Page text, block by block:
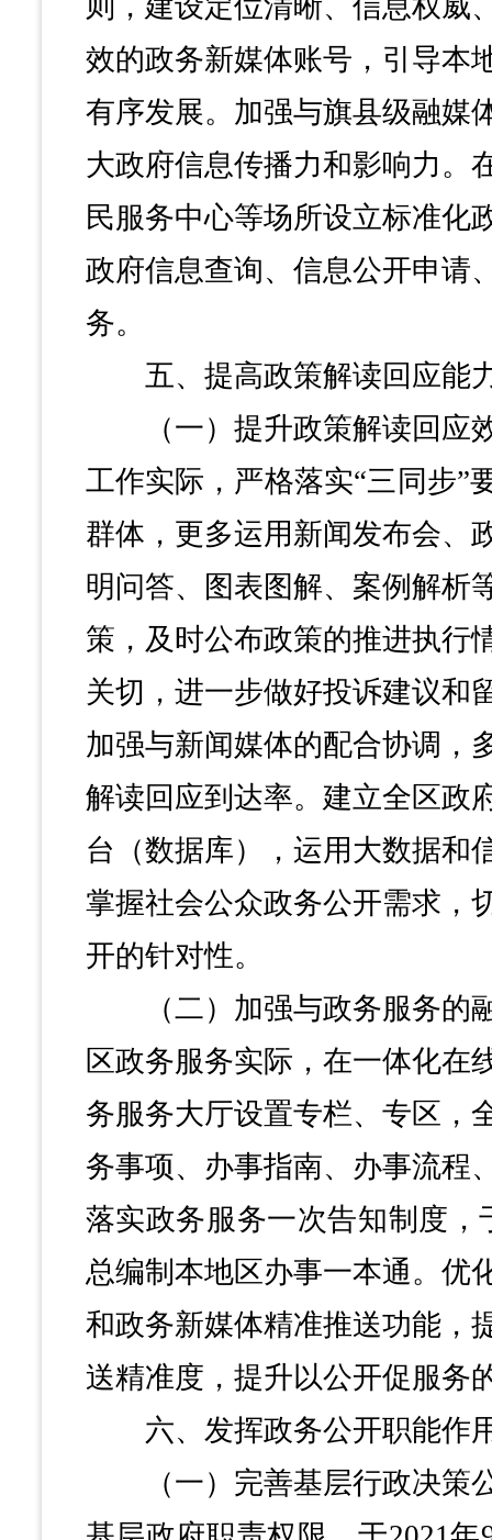
则，建设定位清晰、信息权威
效的政务新媒体账号，引导本
有序发展。加强与旗县级融媒
大政府信息传播力和影响力。
民服务中心等场所设立标准化
政府信息查询、信息公开申请
务。
五、提高政策解读回应能
（一）提升政策解读回应
工作实际，严格落实“三同步”
群体，更多运用新闻发布会、
明问答、图表图解、案例解析
策，及时公布政策的推进执行
关切，进一步做好投诉建议和
加强与新闻媒体的配合协调，
解读回应到达率。建立全区政
台（数据库），运用大数据和
掌握社会公众政务公开需求，
开的针对性。
（二）加强与政务服务的
区政务服务实际，在一体化在
务服务大厅设置专栏、专区，
务事项、办事指南、办事流程
落实政务服务一次告知制度，
总编制本地区办事一本通。优
和政务新媒体精准推送功能，
送精准度，提升以公开促服务
六、发挥政务公开职能作
（一）完善基层行政决策